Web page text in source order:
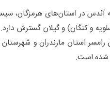
در استان‌های هرمزگان،
و کنگان) و گیلان گسترش
استان مازندران و شهرستان
شده است.